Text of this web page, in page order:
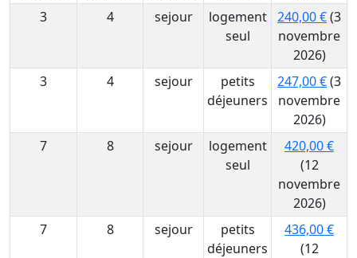
3
4 sejour
logement
seul
240,00 €(3
novembre
2026)
3
4 sejour
petits
déjeuners
247,00 €(3
novembre
2026)
7
8 sejour
logement
seul
420,00 €
(12
novembre
2026)
7
8 sejour
petits
déjeuners
436,00 €
(12